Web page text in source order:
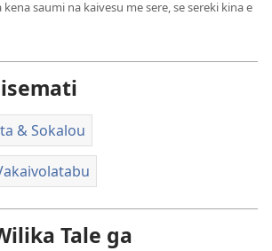
saumi na kaivesu me sere, se sereki kina e
& Sokalou
Tale ga